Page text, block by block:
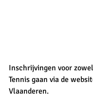
Inschrijvingen voor
Tennis gaan via de
Vlaanderen.